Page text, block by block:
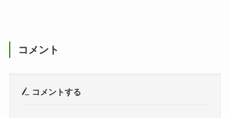
コメント
コメントする